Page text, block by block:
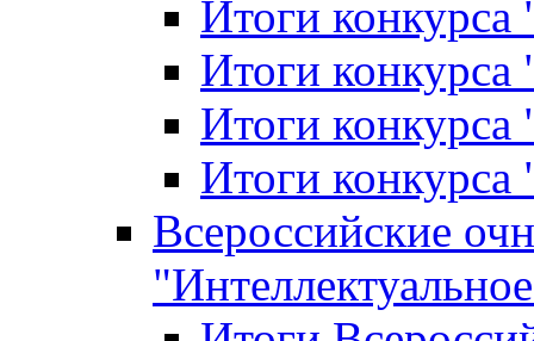
Итоги
Итоги конкурса
Итоги
Итоги
Всероссийские